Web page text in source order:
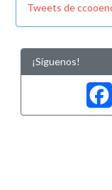
Tweets de
¡Síguenos!